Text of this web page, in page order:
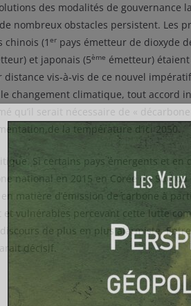
des modalités de gouvernance
nombreux obstacles persistent. Les
chinois (1 er pays émetteur de dioxyde
et japonais (5ème émetteur)
vis-à-vis de ce nouvel
changement climatique, tout accord
qu’il serait nécessaire de «
de la température d’ici 2050.
Si certains pays émergents et
national en 2015 en Corée du Sud
matière d’émission de carbone à
vulnérables percevant cette lutte
de plus en plus alarmiste.
décisif.